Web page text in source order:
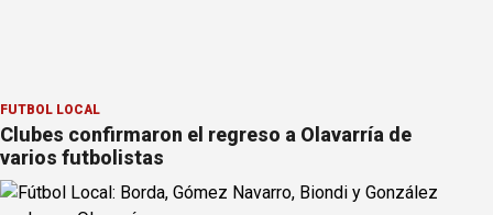
FÚTBOL LOCAL
Clubes confirmaron el regreso a Olavarría de
varios futbolistas